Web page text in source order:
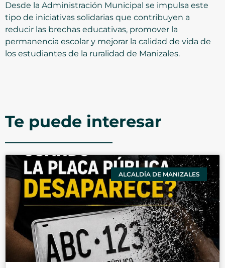
Desde la Administración Municipal se impulsa este
tipo de iniciativas solidarias que contribuyen a
reducir las brechas educativas, promover la
permanencia escolar y mejorar la calidad de vida de
los estudiantes de la ruralidad de Manizales.
Te puede interesar
ALCALDÍA DE MANIZALES